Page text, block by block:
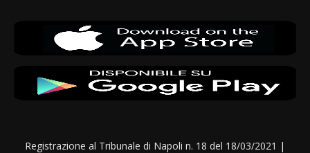
Registrazione al Tribunale di Napoli n. 18 del 18/03/2021 |